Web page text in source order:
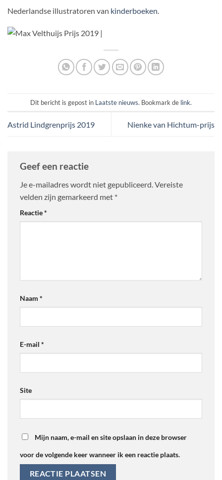
Nederlandse illustratoren van kinderboeken
Dit bericht is gepost in Laatste nieuws. Bookmark de link.
Astrid Lindgrenprijs 2019 Nienke van Hichtum-prijs
Geef een reactie
Je e-mailadres wordt niet gepubliceerd.Vereiste
velden zijn gemarkeerd met *
Reactie*
Naam *
E-mail *
Site
Mijn naam, e-mail en site opslaan in deze browser
voor de volgende keer wanneer ik een reactie plaats.